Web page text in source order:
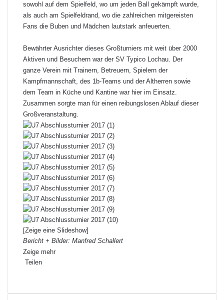
sowohl auf dem Spielfeld, wo um jeden Ball gekämpft wurde,
als auch am Spielfeldrand, wo die zahlreichen mitgereisten
Fans die Buben und Mädchen lautstark anfeuerten.
Bewährter Ausrichter dieses Großturniers mit weit über 2000
Aktiven und Besuchern war der SV Typico Lochau. Der
ganze Verein mit Trainern, Betreuern, Spielern der
Kampfmannschaft, des 1b-Teams und der Altherren sowie
dem Team in Küche und Kantine war hier im Einsatz.
Zusammen sorgte man für einen reibungslosen Ablauf dieser
Großveranstaltung.
[Zeige eine Slideshow]
Bericht + Bilder: Manfred Schallert
Zeige mehr
Teilen
cnnaiu